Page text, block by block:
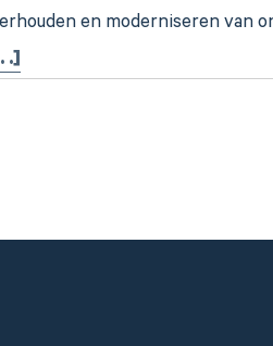
en moderniseren van
.]